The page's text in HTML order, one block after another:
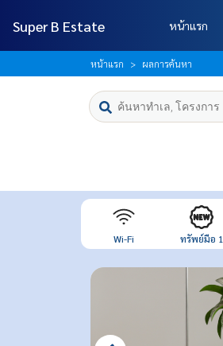
Super B Estate หน้าแรก
หน้าแรก ผลการค้นหา
Wi-Fi ทรัพย์มือ 1